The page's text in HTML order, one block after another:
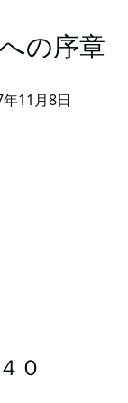
の序章
11月8日
０